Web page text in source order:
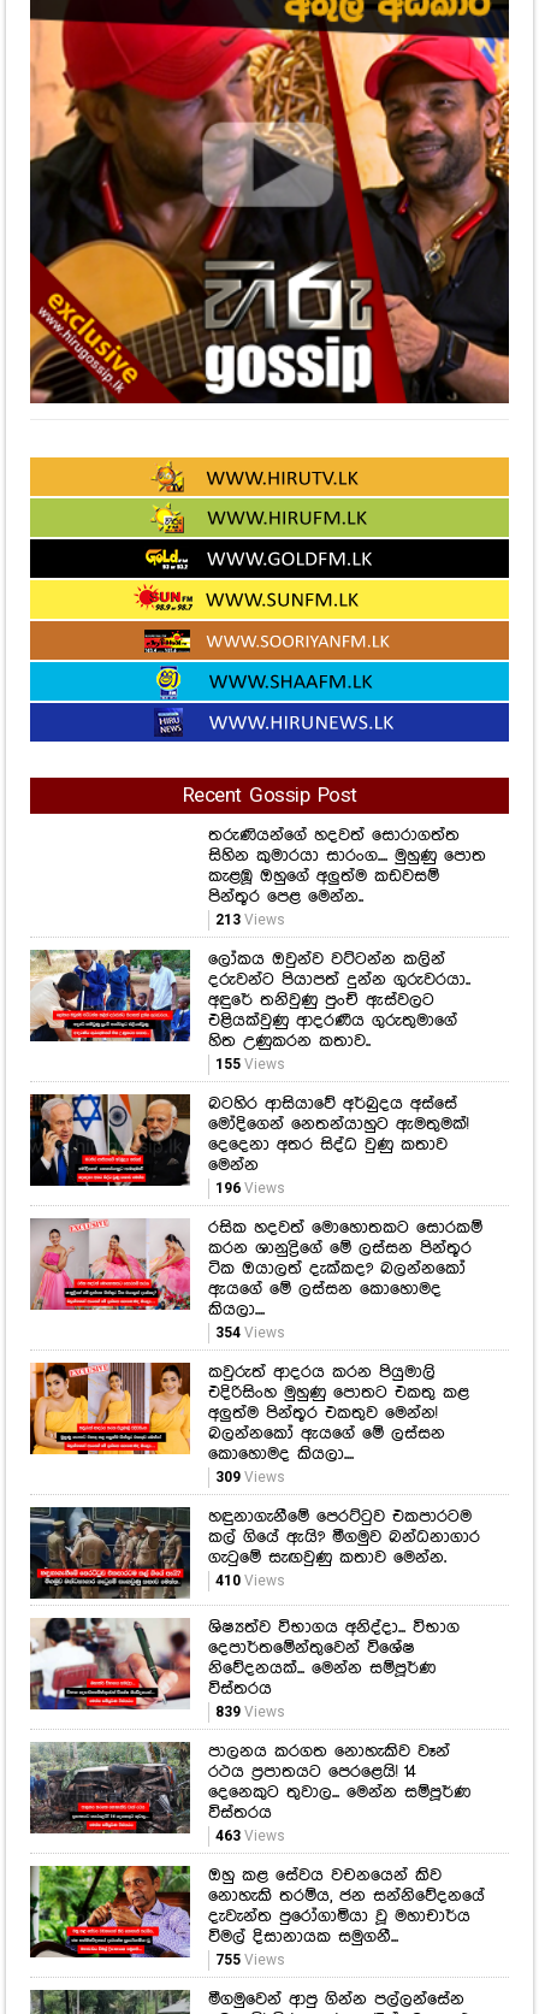
Recent Gossip Post
තරුණියන්ගේ හදවත් සොරාගත්ත
සිහින කුමාරයා සාරංග.... මුහුණු පොත
කැළඹූ ඔහුගේ අලුත්ම කඩවසම්
පින්තූර පෙළ මෙන්න..
213Views
ලෝකය ඔවුන්ව වට්ටන්න කලින්
දරුවන්ට පියාපත් දුන්න ගුරුවරයා..
අඳුරේ තනිවුණු පුංචි ඇස්වලට
එළියක්වුණු ආදරණීය ගුරුතුමාගේ
හිත උණුකරන කතාව..
155Views
බටහිර ආසියාවේ අර්බුදය අස්සේ
මෝදිගෙන් නෙතන්යාහුට ඇමතුමක්!
දෙදෙනා අතර සිද්ධ වුණු කතාව
මෙන්න
196Views
රසික හදවත් මොහොතකට සොරකම්
කරන ශානුද්‍රිගේ මේ ලස්සන පින්තූර
ටික ඔයාලත් දැක්කද? බලන්නකෝ
ඇයගේ මේ ලස්සන කොහොමද
කියලා....
354Views
කවුරුත් ආදරය කරන පියුමාලි
එදිරිසිංහ මුහුණු පොතට එකතු කළ
අලුත්ම පින්තූර එකතුව මෙන්න!
බලන්නකෝ ඇයගේ මේ ලස්සන
කොහොමද කියලා....
309Views
හඳුනාගැනීමේ පෙරට්ටුව එකපාරටම
කල් ගියේ ඇයි? මීගමුව බන්ධනාගාර
ගැටුමේ සැඟවුණු කතාව මෙන්න.
410Views
ශිෂ්‍යත්ව විභාගය අනිද්දා... විභාග
දෙපාර්තමේන්තුවෙන් විශේෂ
නිවේදනයක්... මෙන්න සම්පූර්ණ
විස්තරය
839Views
පාලනය කරගත නොහැකිව වෑන්
රථය ප්‍රපාතයට පෙරළෙයි! 14
දෙනෙකුට තුවාල... මෙන්න සම්පූර්ණ
විස්තරය
463Views
ඔහු කළ සේවය වචනයෙන් කිව
නොහැකි තරම්ය, ජන සන්නිවේදනයේ
දැවැන්ත පුරෝගාමියා වූ මහාචාර්ය
විමල් දිසානායක සමුගනී...
755Views
මීගමුවෙන් ආපු ගින්න පල්ලන්සේන